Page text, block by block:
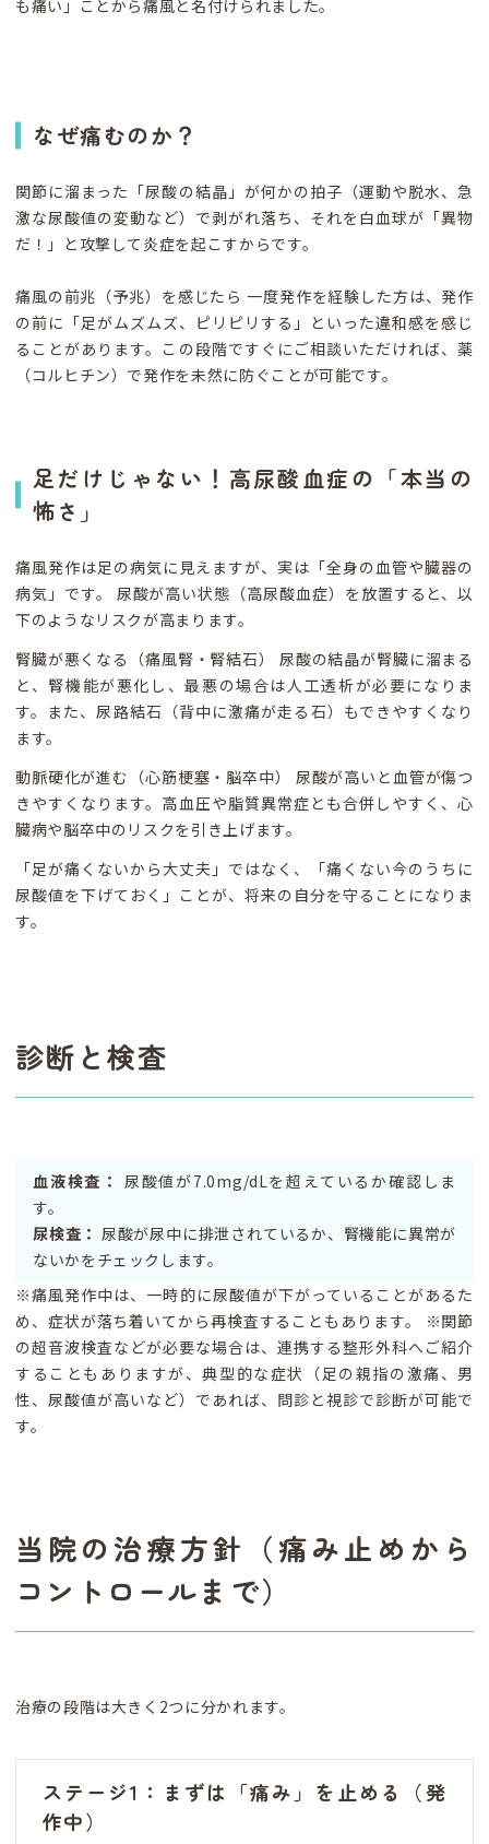
も痛い」ことから痛風と名付けられました。
なぜ痛むのか？
関節に溜まった「尿酸の結晶」が何かの拍子（運動や脱水、急
激な尿酸値の変動など）で剥がれ落ち、それを白血球が「異物
だ！」と攻撃して炎症を起こすからです。
痛風の前兆（予兆）を感じたら 一度発作を経験した方は、発作
の前に「足がムズムズ、ピリピリする」といった違和感を感じ
ることがあります。この段階ですぐにご相談いただければ、薬
（コルヒチン）で発作を未然に防ぐことが可能です。
足だけじゃない！高尿酸血症の「本当の
怖さ」
痛風発作は足の病気に見えますが、実は「全身の血管や臓器の
病気」です。 尿酸が高い状態（高尿酸血症）を放置すると、以
下のようなリスクが高まります。
腎臓が悪くなる（痛風腎・腎結石） 尿酸の結晶が腎臓に溜まる
と、腎機能が悪化し、最悪の場合は人工透析が必要になりま
す。また、尿路結石（背中に激痛が走る石）もできやすくなり
ます。
動脈硬化が進む（心筋梗塞・脳卒中） 尿酸が高いと血管が傷つ
きやすくなります。高血圧や脂質異常症とも合併しやすく、心
臓病や脳卒中のリスクを引き上げます。
「足が痛くないから大丈夫」ではなく、「痛くない今のうちに
尿酸値を下げておく」ことが、将来の自分を守ることになりま
す。
診断と検査
血液検査： 尿酸値が7.0mg/dLを超えているか確認しま
す。
尿検査： 尿酸が尿中に排泄されているか、腎機能に異常が
ないかをチェックします。
※痛風発作中は、一時的に尿酸値が下がっていることがあるた
め、症状が落ち着いてから再検査することもあります。 ※関節
の超音波検査などが必要な場合は、連携する整形外科へご紹介
することもありますが、典型的な症状（足の親指の激痛、男
性、尿酸値が高いなど）であれば、問診と視診で診断が可能で
す。
当院の治療方針（痛み止めから
コントロールまで）
治療の段階は大きく2つに分かれます。
ステージ1：まずは「痛み」を止める（発
作中）